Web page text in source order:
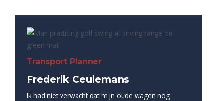
Transport Planner
Frederik Ceulemans
Ik had niet verwacht dat mijn oude wagen nog